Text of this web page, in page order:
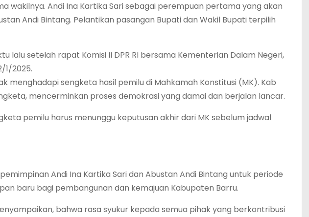
wakilnya. Andi Ina Kartika Sari sebagai perempuan pertama yang akan
Andi Bintang. Pelantikan pasangan Bupati dan Wakil Bupati terpilih
lalu setelah rapat Komisi II DPR RI bersama Kementerian Dalam Negeri,
1/2025.
menghadapi sengketa hasil pemilu di Mahkamah Konstitusi (MK). Kab
mencerminkan proses demokrasi yang damai dan berjalan lancar.
pemilu harus menunggu keputusan akhir dari MK sebelum jadwal
Andi Ina Kartika Sari dan Abustan Andi Bintang untuk periode
baru bagi pembangunan dan kemajuan Kabupaten Barru.
bahwa rasa syukur kepada semua pihak yang berkontribusi